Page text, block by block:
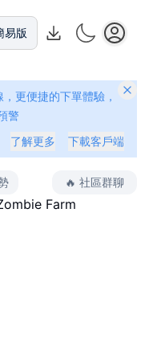
易版
更便捷的下單體驗，
警
了解更多
下載客戶端
🔥 社區群聊
Farm